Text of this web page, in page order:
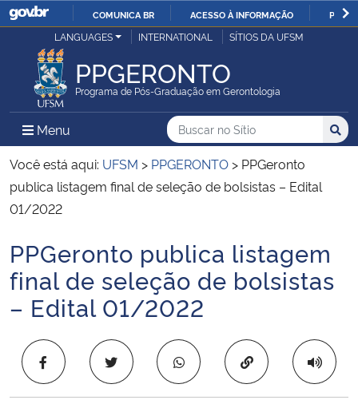
IR
O
COMUNICA BR ACESSO À INFORMAÇÃO
Ministério da Justiça e Segurança Pública
Ministério da Defesa
Ministério das Relações Exteriores
Ministério da Economia
Ministério da Infraestrutura
Ministério da Agricultura, Pecuária e Abastecimento
Ministério da Cidadania
LANGUAGES INTERNATIONAL SÍTIOS DA UFSM
PPGERONTO
Programa de Pós-Graduação em Gerontologia
Menu Menu Principal do Sítio
Busca
Buscar no no Sítio
Busca:
Você está aqui: UFSM > PPGERONTO > PPGeronto
publica listagem final de seleção de bolsistas – Edital
01/2022
Início do conteúdo
PPGeronto publica listagem
final de seleção de bolsistas
– Edital 01/2022
Copiar para área